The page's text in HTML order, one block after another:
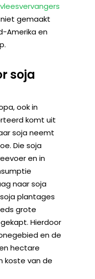
vleesvervangers
gemaakt
Amerika en
soja
ook in
komt uit
soja neemt
Die soja
en in
naar soja
plantages
grote
Hierdoor
en de
hectare
koste van de